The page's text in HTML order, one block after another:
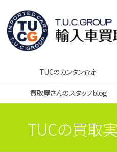
TUCのカンタン査定
買取屋さんのスタッフblog
TUCの買取